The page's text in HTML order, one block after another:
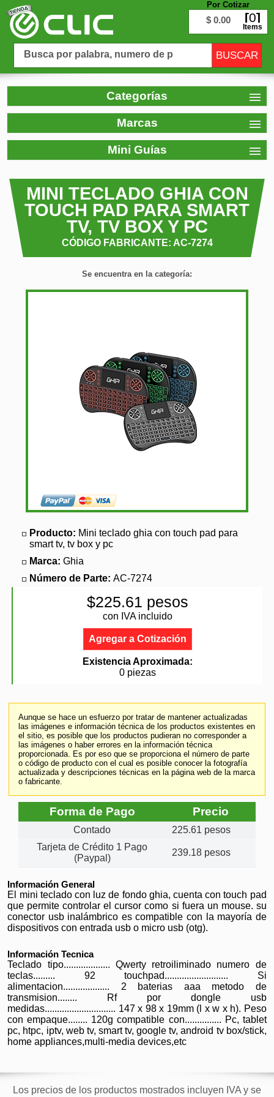
Por Cotizar
$ 0.00 0
Items
Categorías
Marcas
Mini Guías
MINI TECLADO GHIA CON
TOUCH PAD PARA SMART
TV, TV BOX Y PC
CÓDIGO FABRICANTE: AC-7274
Se encuentra en la categoría:
Producto: Mini teclado ghia con touch pad para
smart tv, tv box y pc
Marca: Ghia
Número de Parte: AC-7274
$225.61 pesos
con IVA incluido
Agregar a Cotización
Existencia Aproximada:
0 piezas
Aunque se hace un esfuerzo por tratar de mantener actualizadas
las imágenes e información técnica de los productos existentes en
el sitio, es posible que los productos pudieran no corresponder a
las imágenes o haber errores en la información técnica
proporcionada. Es por eso que se proporciona el número de parte
o código de producto con el cual es posible conocer la fotografía
actualizada y descripciones técnicas en la página web de la marca
o fabricante.
Forma de Pago Precio
Contado
225.61 pesos
Tarjeta de Crédito 1 Pago
(Paypal)
239.18 pesos
Información General
El mini teclado con luz de fondo ghia, cuenta con touch pad
que permite controlar el cursor como si fuera un mouse. su
conector usb inalámbrico es compatible con la mayoría de
dispositivos con entrada usb o micro usb (otg).
Información Tecnica
Teclado tipo................... Qwerty retroiliminado numero de
teclas......... 92 touchpad.......................... Si
alimentacion................... 2 baterias aaa metodo de
transmision........ Rf por dongle usb
medidas............................. 147 x 98 x 19mm (l x w x h). Peso
con empaque........ 120g compatible con............... Pc, tablet
pc, htpc, iptv, web tv, smart tv, google tv, android tv box/stick,
home appliances,multi-media devices,etc
Los precios de los productos mostrados incluyen IVA y se